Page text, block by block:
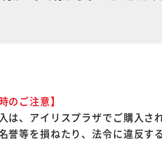
のご注意】
は、アイリスプラザでご購入
誉等を損ねたり、法令に違反す